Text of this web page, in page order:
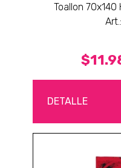
Toallon
DETALLE